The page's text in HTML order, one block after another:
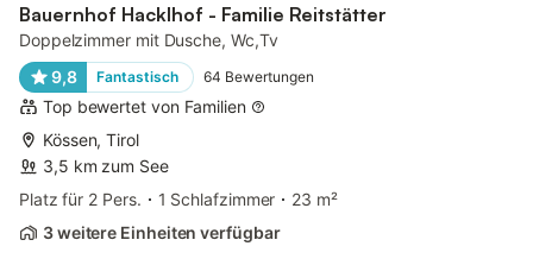
Bauernhof Hacklhof - Familie Reitstätter
Doppelzimmer mit Dusche, Wc,Tv
9,8
Fantastisch 64 Bewertungen
Top bewertet von Familien
Kössen, Tirol
3,5 km zum See
Platz für 2 Pers.
1 Schlafzimmer
23 m²
3 weitere Einheiten verfügbar